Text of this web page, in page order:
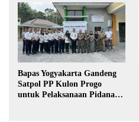
Bapas Yogyakarta Gandeng
Satpol PP Kulon Progo
untuk Pelaksanaan Pidana